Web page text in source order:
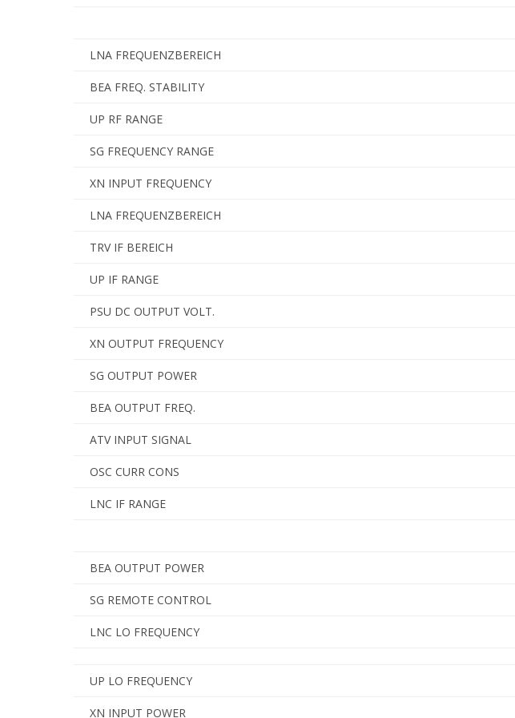
LNA FREQUENZBEREICH
BEA FREQ. STABILITY
UP RF RANGE
SG FREQUENCY RANGE
XN INPUT FREQUENCY
LNA FREQUENZBEREICH
TRV IF BEREICH
UP IF RANGE
PSU DC OUTPUT VOLT.
XN OUTPUT FREQUENCY
SG OUTPUT POWER
BEA OUTPUT FREQ.
ATV INPUT SIGNAL
OSC CURR CONS
LNC IF RANGE
BEA OUTPUT POWER
SG REMOTE CONTROL
LNC LO FREQUENCY
UP LO FREQUENCY
XN INPUT POWER